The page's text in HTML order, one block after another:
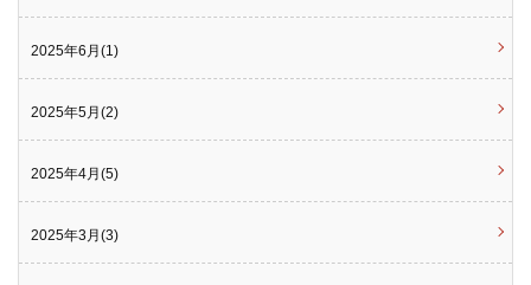
2025年6月(1)
2025年5月(2)
2025年4月(5)
2025年3月(3)